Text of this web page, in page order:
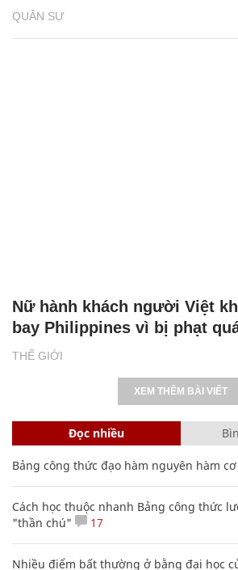
QUÂN SỰ
THẾ GIỚI
Nữ hành khách người Việt
bay Philippines vì bị phạt
XEM THÊM BÀI VIẾT
Đọc nhiều
Bảng công thức đạo hàm nguyên hàm
Cách học thuộc nhanh Bảng công thức
"thần chú"
17
Nhiều điểm bất thường ở bằng đại học